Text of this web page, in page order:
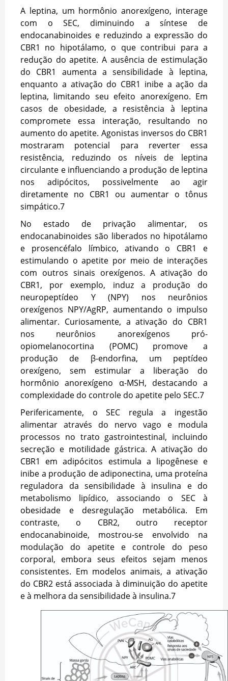
A leptina, um hormônio anorexígeno, interage
com o SEC, diminuindo a síntese de
endocanabinoides e reduzindo a expressão do
CBR1 no hipotálamo, o que contribui para a
redução do apetite. A ausência de estimulação
do CBR1 aumenta a sensibilidade à leptina,
enquanto a ativação do CBR1 inibe a ação da
leptina, limitando seu efeito anorexígeno. Em
casos de obesidade, a resistência à leptina
compromete essa interação, resultando no
aumento do apetite. Agonistas inversos do CBR1
mostraram potencial para reverter essa
resistência, reduzindo os níveis de leptina
circulante e influenciando a produção de leptina
nos adipócitos, possivelmente ao agir
diretamente no CBR1 ou aumentar o tônus
simpático.7
No estado de privação alimentar, os
endocanabinoides são liberados no hipotálamo
e prosencéfalo límbico, ativando o CBR1 e
estimulando o apetite por meio de interações
com outros sinais orexígenos. A ativação do
CBR1, por exemplo, induz a produção do
neuropeptídeo Y (NPY) nos neurônios
orexígenos NPY/AgRP, aumentando o impulso
alimentar. Curiosamente, a ativação do CBR1
nos neurônios anorexígenos pró-
opiomelanocortina (POMC) promove a
produção de β-endorfina, um peptídeo
orexígeno, sem estimular a liberação do
hormônio anorexígeno α-MSH, destacando a
complexidade do controle do apetite pelo SEC.7
Perifericamente, o SEC regula a ingestão
alimentar através do nervo vago e modula
processos no trato gastrointestinal, incluindo
secreção e motilidade gástrica. A ativação do
CBR1 em adipócitos estimula a lipogênese e
inibe a produção de adiponectina, uma proteína
reguladora da sensibilidade à insulina e do
metabolismo lipídico, associando o SEC à
obesidade e desregulação metabólica. Em
contraste, o CBR2, outro receptor
endocanabinoide, mostrou-se envolvido na
modulação do apetite e controle do peso
corporal, embora seus efeitos sejam menos
consistentes. Em modelos animais, a ativação
do CBR2 está associada à diminuição do apetite
e à melhora da sensibilidade à insulina.7